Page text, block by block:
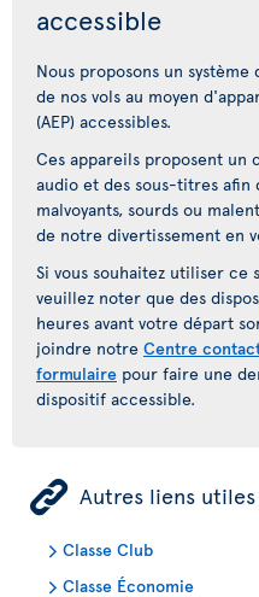
accessible
Nous proposons un
de nos vols au moyen
(AEP) accessibles.
Ces appareils proposent
audio et des sous-titres afin
malvoyants, sourds ou
de notre divertissement en
Si vous souhaitez utiliser ce
veuillez noter que des
heures avant votre départ
joindre notre Centre
formulaire pour faire une
dispositif accessible.
ÿ Autres liens utiles
Classe Club
Classe Économie